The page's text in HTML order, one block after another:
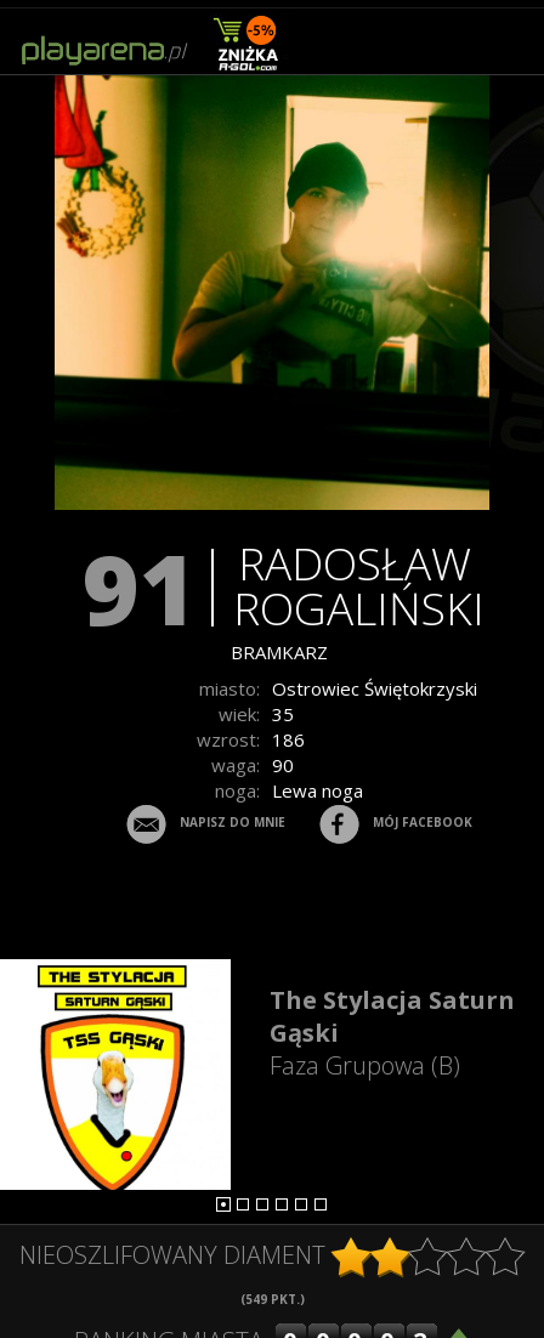
91 RADOSŁAW
ROGALIŃSKI
BRAMKARZ
miasto: Ostrowiec Świętokrzyski
wiek: 35
wzrost: 186
waga: 90
noga: Lewa noga
NAPISZ DO MNIE MÓJ FACEBOOK
The Stylacja Saturn
Gąski
Faza Grupowa (B)
NIEOSZLIFOWANY DIAMENT
(549PKT.)